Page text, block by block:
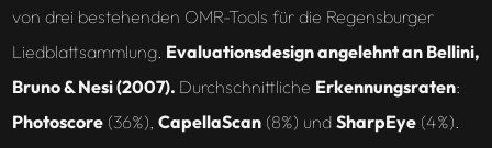
von drei bestehenden OMR-Tools für die Regensburger
Liedblattsammlung. Evaluationsdesign angelehnt an Bellini,
Bruno & Nesi (2007). Durchschnittliche Erkennungsraten:
Photoscore(36%), CapellaScan(8%) und SharpEye(4%).